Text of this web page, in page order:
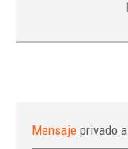
Mensaje privado